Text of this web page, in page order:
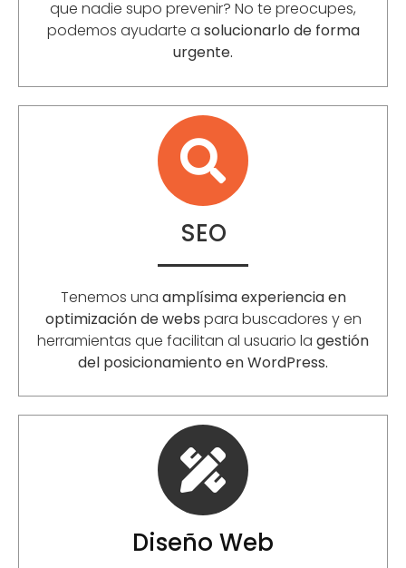
que nadie supo prevenir? No te preocupes,
podemos ayudarte a solucionarlo de forma
urgente.
SEO
Tenemos una amplísima experiencia en
optimización de webs para buscadores y en
herramientas que facilitan al usuario la gestión
del posicionamiento en WordPress.
Diseño Web